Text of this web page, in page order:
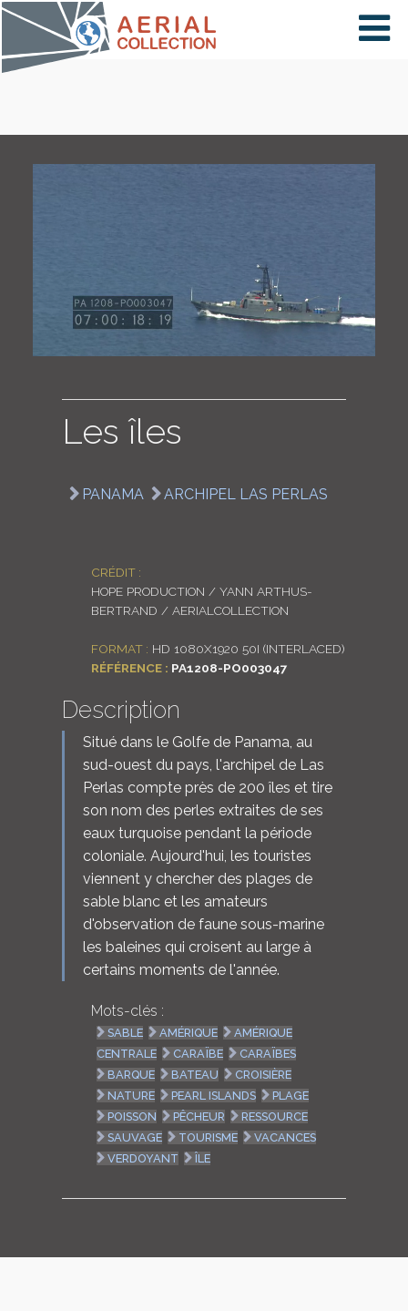
×
COLLECTIONS
Les îles
PANAMA ARCHIPEL LAS PERLAS
CRÉDIT :
HOPE PRODUCTION / YANN ARTHUS-
BERTRAND / AERIALCOLLECTION
FORMAT : HD 1080X1920 50I (INTERLACED)
RÉFÉRENCE : PA1208-PO003047
Description
Situé dans le Golfe de Panama, au
sud-ouest du pays, l'archipel de Las
Perlas compte près de 200 îles et tire
son nom des perles extraites de ses
eaux turquoise pendant la période
coloniale. Aujourd'hui, les touristes
viennent y chercher des plages de
sable blanc et les amateurs
d'observation de faune sous-marine
les baleines qui croisent au large à
certains moments de l'année.
Mots-clés :
SABLE AMÉRIQUE
AMÉRIQUE
CENTRALE
CARAÏBE
CARAÏBES
BARQUE
BATEAU
CROISIÈRE
NATURE
PEARL ISLANDS
PLAGE
POISSON
PÊCHEUR
RESSOURCE
SAUVAGE
TOURISME
VACANCES
VERDOYANT
ÎLE